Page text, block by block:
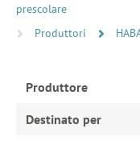
prescolare
Produttori
Produttore
Destinato per